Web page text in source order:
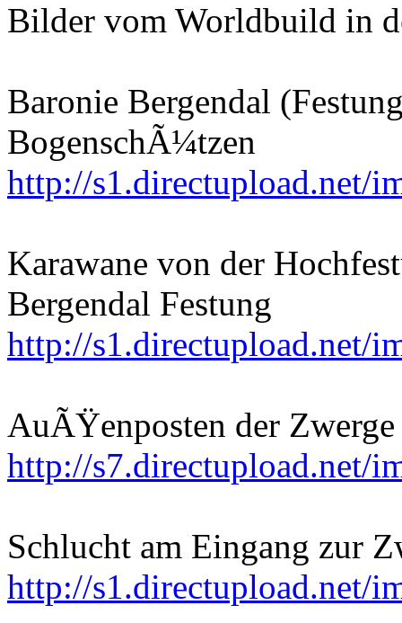
Bilder vom Worldbuild in
Baronie Bergendal
BogenschÃ¼tzen
http://s1.directupload.net/
Karawane von der
Bergendal Festung
http://s1.directupload.net/
AuÃŸenposten der Zwerge
http://s7.directupload.net/
Schlucht am Eingang zur
http://s1.directupload.net/